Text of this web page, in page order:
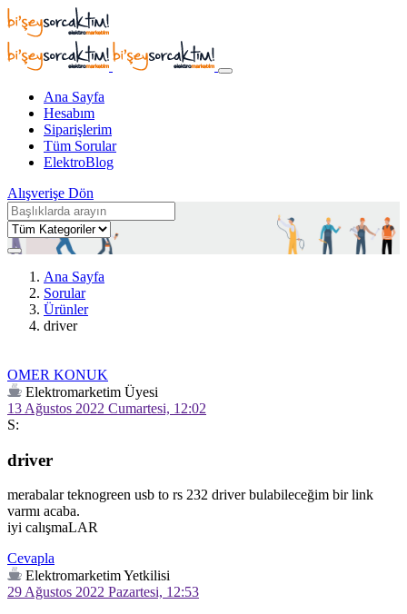
Ana Sayfa
Hesabım
Siparişlerim
Tüm Sorular
ElektroBlog
Alışverişe Dön
Ana Sayfa
Sorular
Ürünler
driver
OMER KONUK
Elektromarketim Üyesi
13 Ağustos 2022 Cumartesi, 12:02
S:
driver
merabalar teknogreen usb to rs 232 driver bulabileceğim bir link
varmı acaba.
iyi calışmaLAR
Cevapla
Elektromarketim Yetkilisi
29 Ağustos 2022 Pazartesi, 12:53